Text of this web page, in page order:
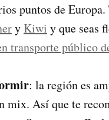
puntos de
y Kiwi y que seas
transporte público
: la región es
mix. Así que te